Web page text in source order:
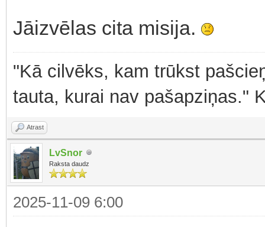
Jāizvēlas cita misija.
"Kā cilvēks, kam trūkst
tauta, kurai nav pašapziņas."
Atrast
LvSnor
Raksta daudz
2025-11-09 6:00